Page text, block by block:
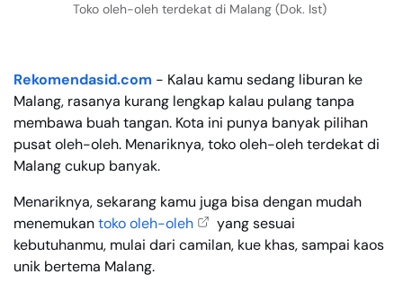
Toko oleh-oleh terdekat di Malang (Dok. Ist)
Rekomendasid.com - Kalau kamu sedang liburan ke
Malang, rasanya kurang lengkap kalau pulang tanpa
membawa buah tangan. Kota ini punya banyak pilihan
pusat oleh-oleh. Menariknya, toko oleh-oleh terdekat di
Malang cukup banyak.
Menariknya, sekarang kamu juga bisa dengan mudah
menemukantoko oleh-oleh
yang sesuai
kebutuhanmu, mulai dari camilan, kue khas, sampai kaos
unik bertema Malang.